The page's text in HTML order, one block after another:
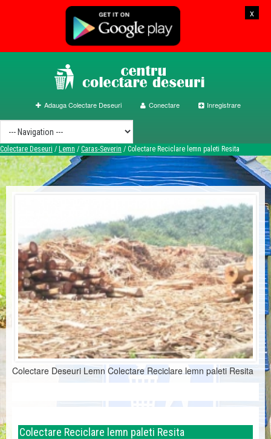
x
Adauga Colectare Deseuri Conectare Inregistrare
Colectare Deseuri / Lemn / Caras-Severin / Colectare Reciclare lemn paleti Resita
Colectare Deseuri Lemn Colectare Reciclare lemn paleti Resita
Colectare Reciclare lemn paleti Resita